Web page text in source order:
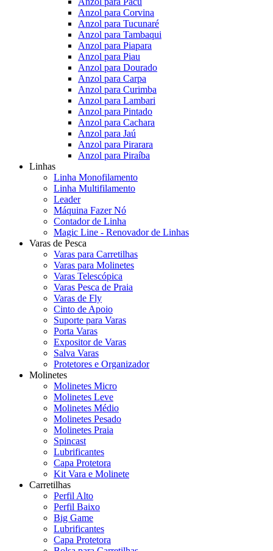
Anzol para Corvina
Anzol para Tucunaré
Anzol para Tambaqui
Anzol para Piapara
Anzol para Piau
Anzol para Dourado
Anzol para Carpa
Anzol para Curimba
Anzol para Lambari
Anzol para Pintado
Anzol para Cachara
Anzol para Jaú
Anzol para Pirarara
Anzol para Piraíba
Linhas
Linha Monofilamento
Linha Multifilamento
Leader
Máquina Fazer Nó
Contador de Linha
Magic Line - Renovador de Linhas
Varas de Pesca
Varas para Carretilhas
Varas para Molinetes
Varas Telescópica
Varas Pesca de Praia
Varas de Fly
Cinto de Apoio
Suporte para Varas
Porta Varas
Expositor de Varas
Salva Varas
Protetores e Organizador
Molinetes
Molinetes Micro
Molinetes Leve
Molinetes Médio
Molinetes Pesado
Molinetes Praia
Spincast
Lubrificantes
Capa Protetora
Kit Vara e Molinete
Carretilhas
Perfil Alto
Perfil Baixo
Big Game
Lubrificantes
Capa Protetora